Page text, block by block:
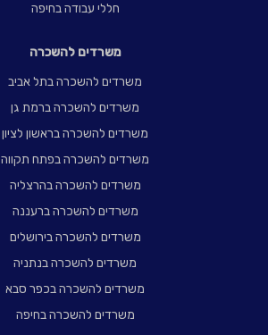
חללי עבודה בחיפה
משרדים להשכרה
משרדים להשכרה בתל אביב
משרדים להשכרה ברמת גן
משרדים להשכרה בראשון לציון
משרדים להשכרה בפתח תקווה
משרדים להשכרה בהרצליה
משרדים להשכרה ברעננה
משרדים להשכרה בירושלים
משרדים להשכרה בנתניה
משרדים להשכרה בכפר סבא
משרדים להשכרה בחיפה